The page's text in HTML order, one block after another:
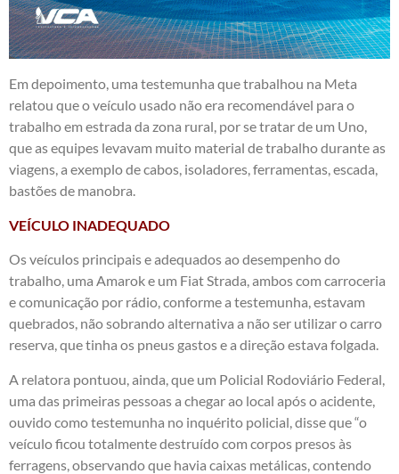
Em depoimento, uma testemunha que trabalhou na Meta
relatou que o veículo usado não era recomendável para o
trabalho em estrada da zona rural, por se tratar de um Uno,
que as equipes levavam muito material de trabalho durante as
viagens, a exemplo de cabos, isoladores, ferramentas, escada,
bastões de manobra.
VEÍCULO INADEQUADO
Os veículos principais e adequados ao desempenho do
trabalho, uma Amarok e um Fiat Strada, ambos com carroceria
e comunicação por rádio, conforme a testemunha, estavam
quebrados, não sobrando alternativa a não ser utilizar o carro
reserva, que tinha os pneus gastos e a direção estava folgada.
A relatora pontuou, ainda, que um Policial Rodoviário Federal,
uma das primeiras pessoas a chegar ao local após o acidente,
ouvido como testemunha no inquérito policial, disse que “o
veículo ficou totalmente destruído com corpos presos às
ferragens, observando que havia caixas metálicas, contendo